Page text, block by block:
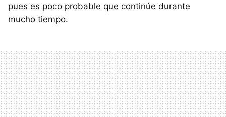
pues es poco probable que continúe durante
mucho tiempo.